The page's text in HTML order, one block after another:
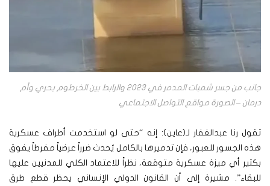
جانب من جسر شمبات المدمر في 2023 والرابط بين الخرطوم بحري وأم
درمان – الصورة مواقع التواصل الاجتماعي
تقول رنا عبدالغفار لـ(عاين): إنه “حتى لو استخدمت أطراف عسكرية
هذه الجسور للعبور، فإن تدميرها بالكامل يُحدث ضرراً عرضياً مفرطاً يفوق
بكثير أي ميزة عسكرية متوقعة، نظراً للاعتماد الكلي للمدنيين عليها
للبقاء”. مشيرة إلى أن القانون الدولي الإنساني يحظر قطع طرق